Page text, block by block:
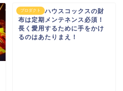
プロダクト
ホワイトハウスコックスの財
布は定期メンテネンス必須！
長く愛用するために手をかけ
るのはあたりまえ！